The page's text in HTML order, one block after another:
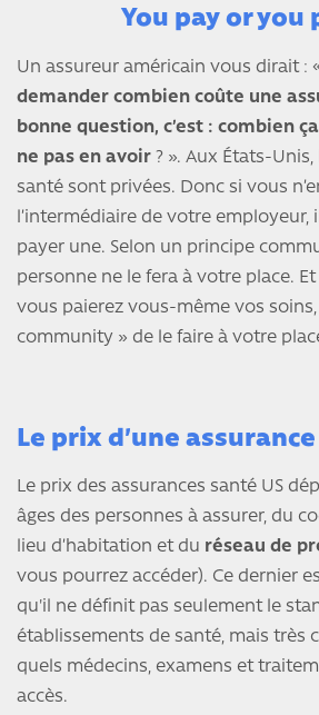
You pay or you
Un assureur américain vous dirait :
demander combien coûte une
bonne question, c’est : combien
ne pas en avoir ? ». Aux États-
santé sont privées. Donc si vous
l’intermédiaire de votre employeur,
payer une. Selon un principe
personne ne le fera à votre place.
vous paierez vous-même vos soins,
community » de le faire à votre
Le prix d’une
Le prix des assurances santé US
âges des personnes à assurer, du
lieu d’habitation et du réseau de
vous pourrez accéder). Ce dernier
qu'il ne définit pas seulement le
établissements de santé, mais très
quels médecins, examens et
accès.